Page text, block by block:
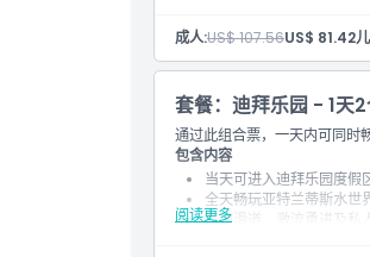
条款与条件
取消政策
成人:US$ 107.56US$ 81.42
套餐：迪拜乐园 - 1天
通过此组合票，一天内可同时
阅读更多
包含内容
当天可进入迪拜乐园度假
全天畅玩亚特兰蒂斯水世
高速滑道、激流勇进及私